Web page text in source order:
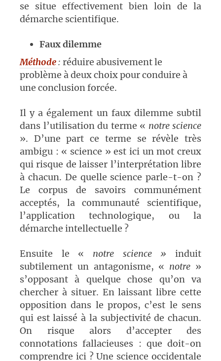
se situe effectivement bien loin de la
démarche scientifique.
Faux dilemme
Méthode: réduire abusivement le
problème à deux choix pour conduire à
une conclusion forcée.
Il y a également un faux dilemme subtil
dans l’utilisation du terme « notre science
». D’une part ce terme se révèle très
ambigu : « science » est ici un mot creux
qui risque de laisser l’interprétation libre
à chacun. De quelle science parle-t-on ?
Le corpus de savoirs communément
acceptés, la communauté scientifique,
l’application technologique, ou la
démarche intellectuelle ?
Ensuite le « notre science » induit
subtilement un antagonisme, « notre »
s’opposant à quelque chose qu’on va
chercher à situer. En laissant libre cette
opposition dans le propos, c’est le sens
qui est laissé à la subjectivité de chacun.
On risque alors d’accepter des
connotations fallacieuses : que doit-on
comprendre ici ? Une science occidentale